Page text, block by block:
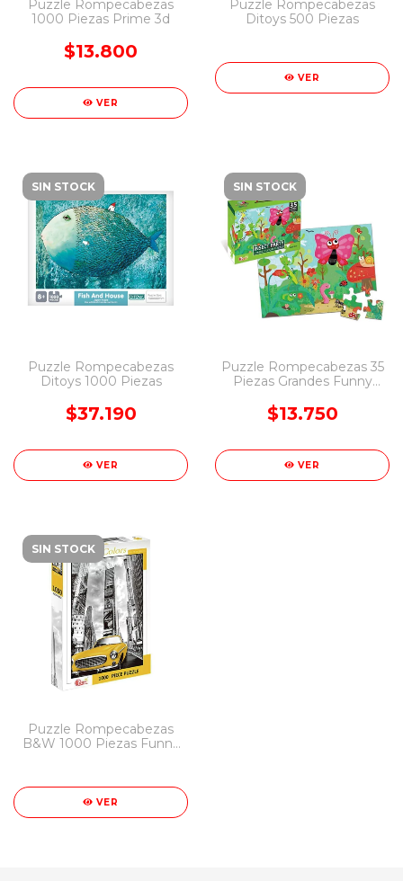
Puzzle Rompecabezas
1000 Piezas Prime 3d
$13.800
VER
Puzzle Rompecabezas
Ditoys 500 Piezas
VER
SIN STOCK
Puzzle Rompecabezas
Ditoys 1000 Piezas
$37.190
VER
SIN STOCK
Puzzle Rompecabezas 35
Piezas Grandes Funny
$13.750
VER
SIN STOCK
Puzzle Rompecabezas
B&W 1000 Piezas Funny
VER